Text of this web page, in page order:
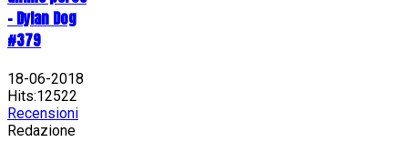
- Dylan Dog
#379
18-06-2018
Hits:12522
Recensioni
Redazione